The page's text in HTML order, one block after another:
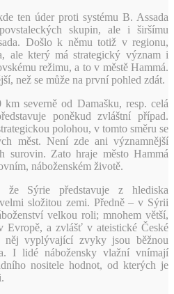
ten úder proti systému B. Assada
skupin, ale i širšímu
Došlo k němu totiž v regionu,
ale který má strategický význam i
režimu, a to v městě Hammá.
než se může na první pohled zdát.
severně od Damašku, resp. celá
poněkud zvláštní případ.
polohou, v tomto směru se
měst. Není zde ani významnější
surovin. Zato hraje město Hammá
náboženském životě.
že Sýrie představuje z hlediska
složitou zemi. Předně – v Sýrii
velkou roli; mnohem větší,
Evropě, a zvlášť v ateistické České
vyplývající zvyky jsou běžnou
I lidé nábožensky vlažní vnímají
nositele hodnot, od kterých je